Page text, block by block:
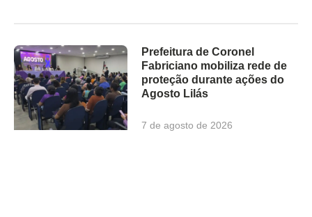
Prefeitura de Coronel
Fabriciano mobiliza rede de
proteção durante ações do
Agosto Lilás
7 de agosto de 2026